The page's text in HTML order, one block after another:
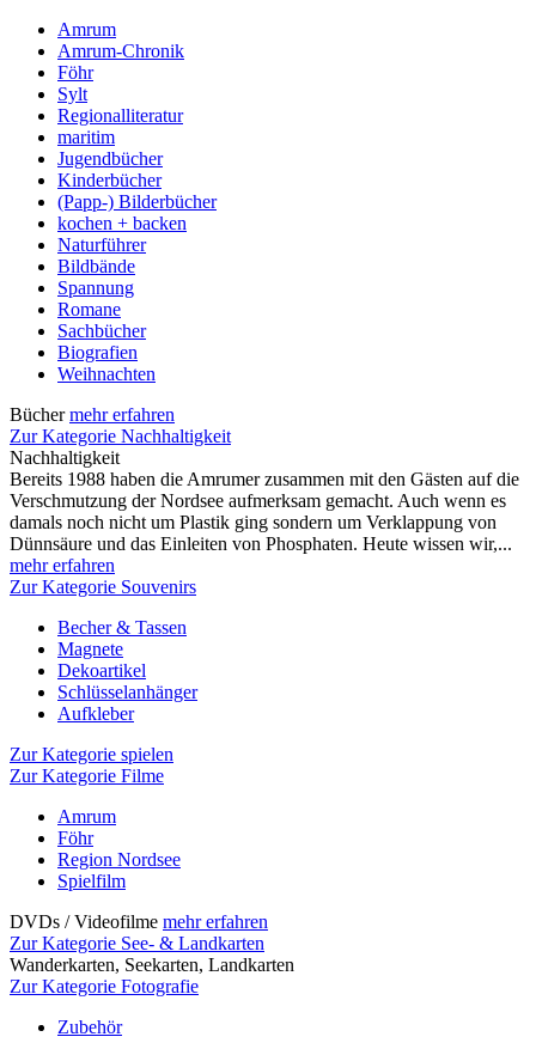
Amrum
Amrum-Chronik
Föhr
Sylt
Regionalliteratur
maritim
Jugendbücher
Kinderbücher
(Papp-) Bilderbücher
kochen + backen
Naturführer
Bildbände
Spannung
Romane
Sachbücher
Biografien
Weihnachten
Büchermehr erfahren
Zur Kategorie Nachhaltigkeit
Nachhaltigkeit
Bereits 1988 haben die Amrumer zusammen mit den Gästen auf die
Verschmutzung der Nordsee aufmerksam gemacht. Auch wenn es
damals noch nicht um Plastik ging sondern um Verklappung von
Dünnsäure und das Einleiten von Phosphaten. Heute wissen wir,...
mehr erfahren
Zur Kategorie Souvenirs
Becher & Tassen
Magnete
Dekoartikel
Schlüsselanhänger
Aufkleber
Zur Kategorie spielen
Zur Kategorie Filme
Amrum
Föhr
Region Nordsee
Spielfilm
DVDs / Videofilme mehr erfahren
Zur Kategorie See- & Landkarten
Wanderkarten, Seekarten, Landkarten
Zur Kategorie Fotografie
Zubehör